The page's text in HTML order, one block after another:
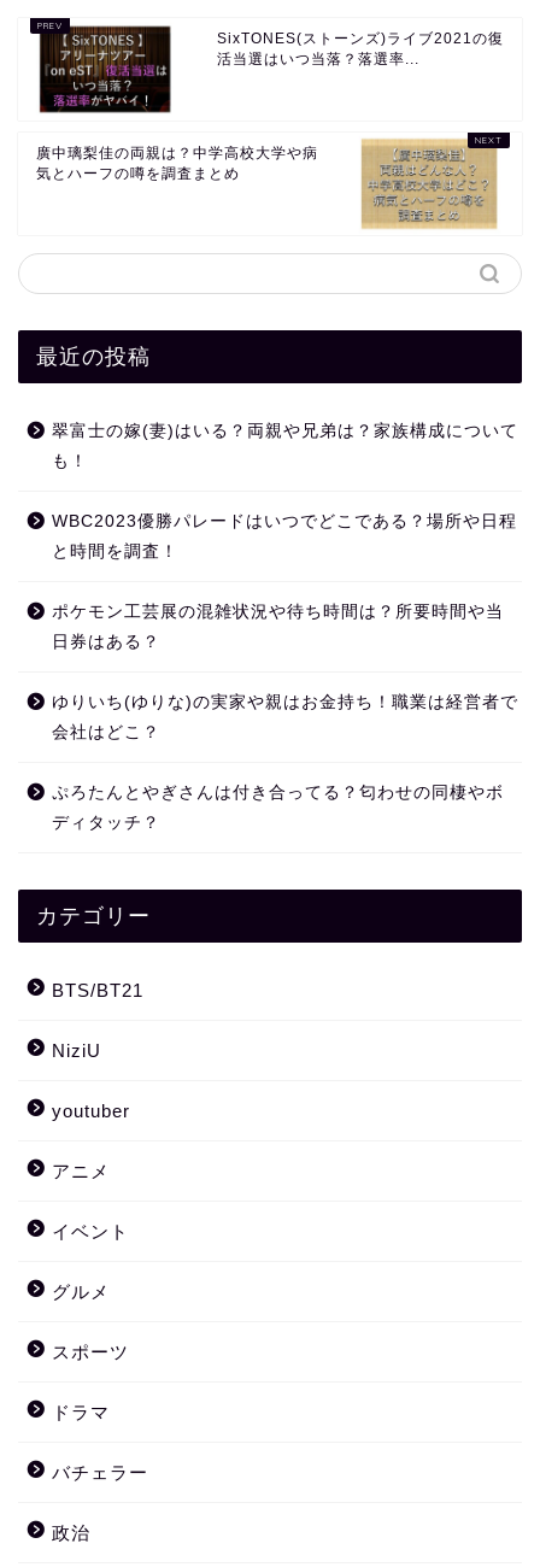
SixTONES(ストーンズ)ライブ2021の復
活当選はいつ当落？落選率...
廣中璃梨佳の両親は？中学高校大学や病
気とハーフの噂を調査まとめ
最近の投稿
翠富士の嫁(妻)はいる？両親や兄弟は？家族構成について
も！
WBC2023優勝パレードはいつでどこである？場所や日程
と時間を調査！
ポケモン工芸展の混雑状況や待ち時間は？所要時間や当
日券はある？
ゆりいち(ゆりな)の実家や親はお金持ち！職業は経営者で
会社はどこ？
ぷろたんとやぎさんは付き合ってる？匂わせの同棲やボ
ディタッチ？
カテゴリー
BTS/BT21
NiziU
youtuber
アニメ
イベント
グルメ
スポーツ
ドラマ
バチェラー
政治